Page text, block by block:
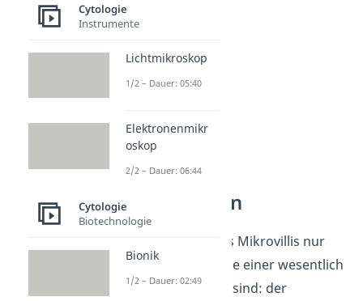
Zellmembran
Jetzt weißt du, dass Mikrovillis nur
kleine Bedstandteile einer wesentlich
größeren Struktur sind: der
Cytologie
Instrumente
Lichtmikroskop
1/2 – Dauer: 05:40
Elektronenmikr
oskop
2/2 – Dauer: 06:44
Cytologie
Biotechnologie
Bionik
1/2 – Dauer: 02:49